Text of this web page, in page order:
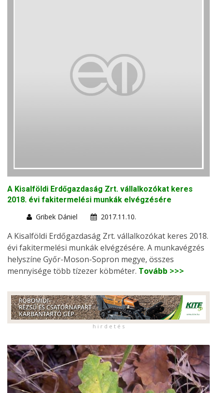
A Kisalföldi Erdőgazdaság Zrt. vállalkozókat keres
2018. évi fakitermelési munkák elvégzésére
Gribek Dániel
2017.11.10.
A Kisalföldi Erdőgazdaság Zrt. vállalkozókat keres 2018.
évi fakitermelési munkák elvégzésére. A munkavégzés
helyszíne Győr-Moson-Sopron megye, összes
mennyisége több tízezer köbméter. Tovább >>>
h i r d e t é s